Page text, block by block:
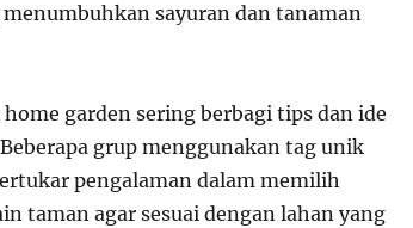
sayuran dan tanaman
garden sering berbagi tips dan ide
grup menggunakan tag unik
pengalaman dalam memilih
taman agar sesuai dengan lahan yang